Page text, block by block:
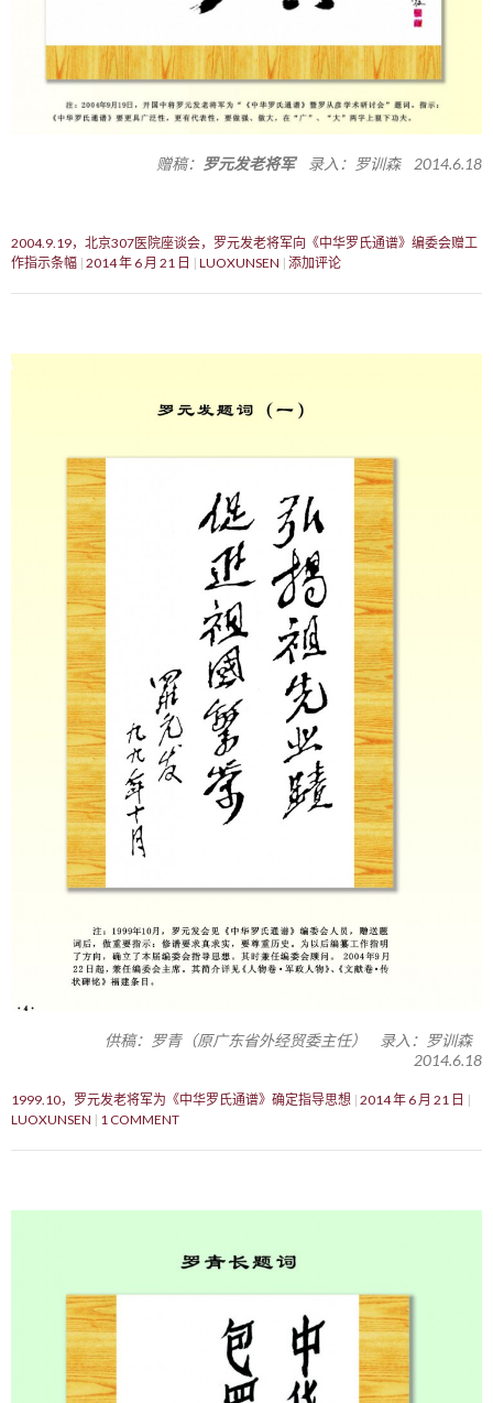
赠稿： 罗元发老将军录入：罗训森 2014.6.18
2004.9.19，北京307医院座谈会，罗元发老将军向《中华罗氏通谱》编委会赠工
作指示条幅 2014 年 6 月 21 日 LUOXUNSEN 添加评论
供稿：罗青（原广东省外经贸委主任） 录入：罗训森
2014.6.18
1999.10，罗元发老将军为《中华罗氏通谱》确定指导思想 2014 年 6 月 21 日
LUOXUNSEN
1 COMMENT